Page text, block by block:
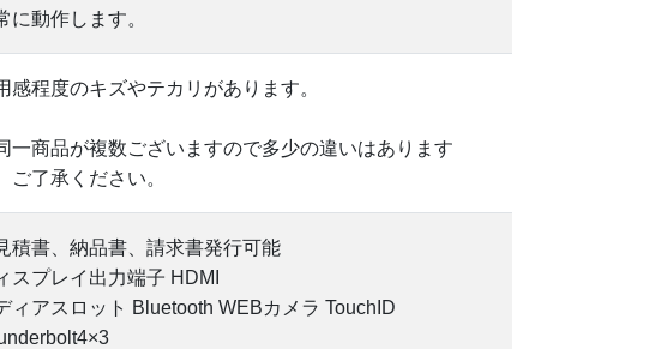
に動作します。
感程度のキズやテカリがあります。
一商品が複数ございますので多少の違いはあります
ご了承ください。
積書、納品書、請求書発行可能
スプレイ出力端子 HDMI
ィアスロット Bluetooth WEBカメラ TouchID